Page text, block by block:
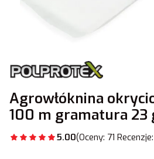
Agrowłóknina
100 m gramatura 23
5.00(Oceny: 71